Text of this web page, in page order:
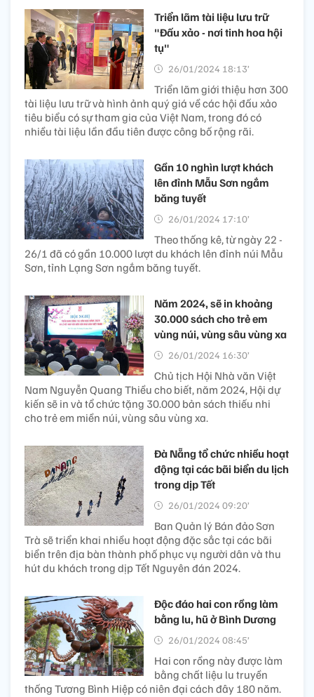
Triển lãm tài liệu lưu trữ
"Đấu xảo - nơi tinh hoa hội
tụ"
26/01/2024 18:13’
Triển lãm giới thiệu hơn 300
tài liệu lưu trữ và hình ảnh quý giá về các hội đấu xảo
tiêu biểu có sự tham gia của Việt Nam, trong đó có
nhiều tài liệu lần đầu tiên được công bố rộng rãi.
Gần 10 nghìn lượt khách
lên đỉnh Mẫu Sơn ngắm
băng tuyết
26/01/2024 17:10’
Theo thống kê, từ ngày 22 -
26/1 đã có gần 10.000 lượt du khách lên đỉnh núi Mẫu
Sơn, tỉnh Lạng Sơn ngắm băng tuyết.
Năm 2024, sẽ in khoảng
30.000 sách cho trẻ em
vùng núi, vùng sâu vùng xa
26/01/2024 16:30’
Chủ tịch Hội Nhà văn Việt
Nam Nguyễn Quang Thiều cho biết, năm 2024, Hội dự
kiến sẽ in và tổ chức tặng 30.000 bản sách thiếu nhi
cho trẻ em miền núi, vùng sâu vùng xa.
Đà Nẵng tổ chức nhiều hoạt
động tại các bãi biển du lịch
trong dịp Tết
26/01/2024 09:20’
Ban Quản lý Bán đảo Sơn
Trà sẽ triển khai nhiều hoạt động đặc sắc tại các bãi
biển trên địa bàn thành phố phục vụ người dân và thu
hút du khách trong dịp Tết Nguyên đán 2024.
Độc đáo hai con rồng làm
bằng lu, hũ ở Bình Dương
26/01/2024 08:45’
Hai con rồng này được làm
bằng chất liệu lu truyền
thống Tương Bình Hiệp có niên đại cách đây 180 năm.